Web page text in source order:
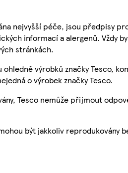
nejvyšší péče, jsou předpisy
informací a alergenů. Vždy
stránkách.
výrobků značky Tesco,
o výrobek značky Tesco.
Tesco nemůže přijmout
být jakkoliv reprodukovány